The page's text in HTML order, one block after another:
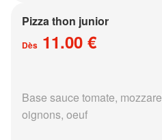
Pizza thon junior
Dès 11.00 €
Base sauce tomate,
oignons, oeuf